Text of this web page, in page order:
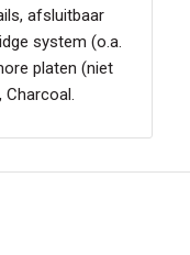
afsluitbaar
system (o.a.
platen (niet
Charcoal.